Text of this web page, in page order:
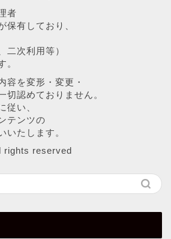
者
保有しており、
二次利用等）
。
容を変形・変更・
切認めておりません。
従い、
テンツの
いたします。
rights reserved